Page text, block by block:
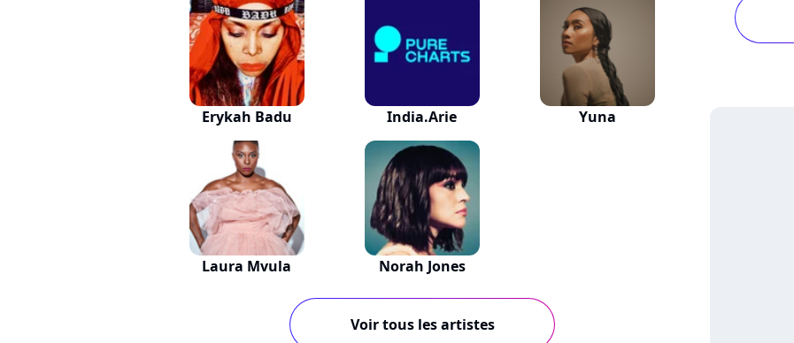
Erykah Badu India.Arie Yuna
Laura Mvula Norah Jones
Voir tous les artistes